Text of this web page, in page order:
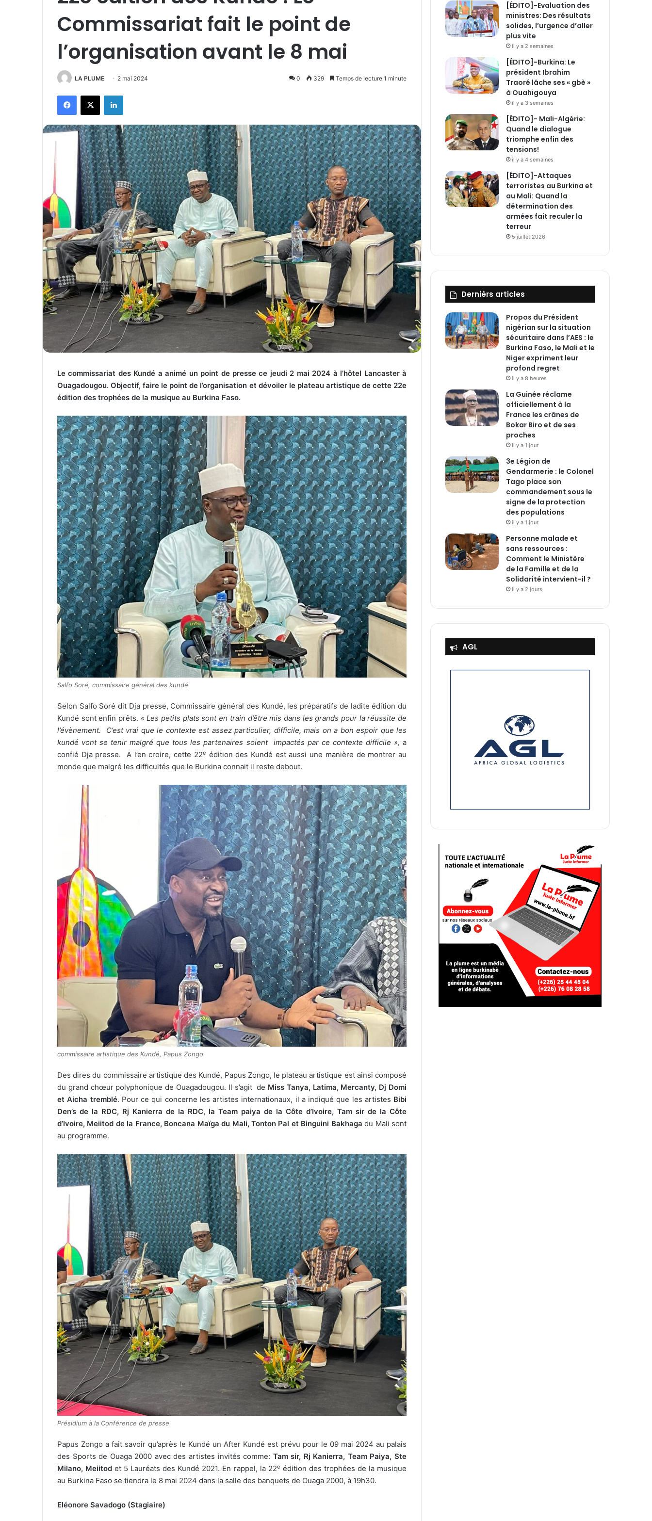
Commissariat fait le point de
l’organisation avant le 8 mai
LA PLUME 2 mai 2024 0 329 Temps de lecture 1 minute
Le commissariat des Kundé a animé un point de presse ce jeudi 2 mai 2024 à l’hôtel Lancaster à
Ouagadougou. Objectif, faire le point de l’organisation et dévoiler le plateau artistique de cette 22e
édition des trophées de la musique au Burkina Faso.
Salfo Soré, commissaire général des kundé
Selon Salfo Soré dit Dja presse, Commissaire général des Kundé, les préparatifs de ladite édition du
Kundé sont enfin prêts. « Les petits plats sont en train d’être mis dans les grands pour la réussite de
l’évènement. C’est vrai que le contexte est assez particulier, difficile, mais on a bon espoir que les
kundé vont se tenir malgré que tous les partenaires soient impactés par ce contexte difficile », a
confié Dja presse. A l’en croire, cette 22e édition des Kundé est aussi une manière de montrer au
monde que malgré les difficultés que le Burkina connait il reste debout.
commissaire artistique des Kundé, Papus Zongo
Des dires du commissaire artistique des Kundé, Papus Zongo, le plateau artistique est ainsi composé
du grand chœur polyphonique de Ouagadougou. Il s’agit de Miss Tanya, Latima, Mercanty, Dj Domi
et Aicha tremblé. Pour ce qui concerne les artistes internationaux, il a indiqué que les artistes Bibi
Den’s de la RDC, Rj Kanierra de la RDC, la Team paiya de la Côte d’Ivoire, Tam sir de la Côte
d’Ivoire, Meiitod de la France, Boncana Maïga du Mali, Tonton Pal et Binguini Bakhaga du Mali sont
au programme.
Présidium à la Conférence de presse
Papus Zongo a fait savoir qu’après le Kundé un After Kundé est prévu pour le 09 mai 2024 au palais
des Sports de Ouaga 2000 avec des artistes invités comme: Tam sir, Rj Kanierra, Team Paiya, Ste
Milano, Meiitod et 5 Lauréats des Kundé 2021. En rappel, la 22e édition des trophées de la musique
au Burkina Faso se tiendra le 8 mai 2024 dans la salle des banquets de Ouaga 2000, à 19h30.
Eléonore Savadogo (Stagiaire)
[ÉDITO]-Evaluation des
ministres: Des résultats
solides, l’urgence d’aller
plus vite
il y a 2 semaines
[ÉDITO]-Burkina: Le
président Ibrahim
Traoré lâche ses « gbè »
à Ouahigouya
il y a 3 semaines
[ÉDITO]- Mali-Algérie:
Quand le dialogue
triomphe enfin des
tensions!
il y a 4 semaines
[ÉDITO]-Attaques
terroristes au Burkina et
au Mali: Quand la
détermination des
armées fait reculer la
terreur
5 juillet 2026
Dernièrs articles
Propos du Président
nigérian sur la situation
sécuritaire dans l’AES : le
Burkina Faso, le Mali et le
Niger expriment leur
profond regret
il y a 8 heures
La Guinée réclame
officiellement à la
France les crânes de
Bokar Biro et de ses
proches
il y a 1 jour
3e Légion de
Gendarmerie : le Colonel
Tago place son
commandement sous le
signe de la protection
des populations
il y a 1 jour
Personne malade et
sans ressources :
Comment le Ministère
de la Famille et de la
Solidarité intervient-il ?
il y a 2 jours
AGL